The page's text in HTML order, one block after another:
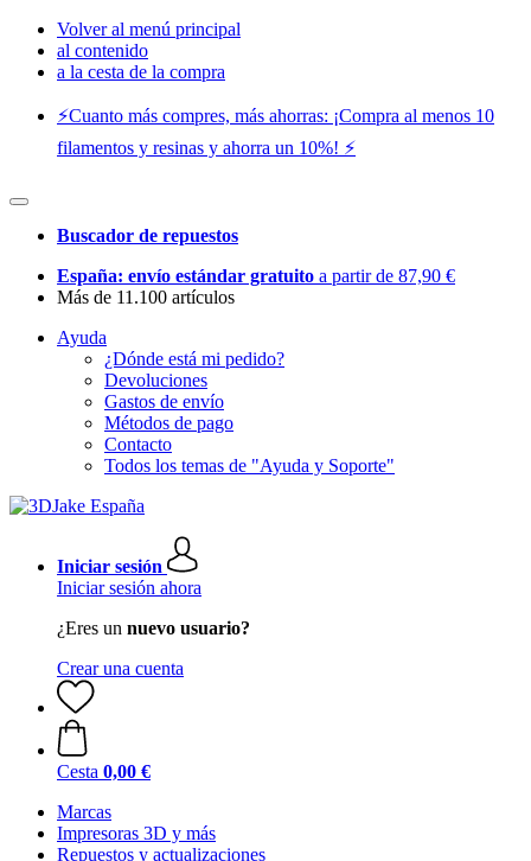
Volver al menú principal
al contenido
a la cesta de la compra
⚡️Cuanto más compres, más ahorras: ¡Compra al menos 10
filamentos y resinas y ahorra un 10%! ⚡️
Buscador de repuestos
España: envío estándar gratuito a partir de 87,90 €
Más de 11.100 artículos
Ayuda
¿Dónde está mi pedido?
Devoluciones
Gastos de envío
Métodos de pago
Contacto
Todos los temas de "Ayuda y Soporte"
Iniciar sesión
Iniciar sesión ahora
¿Eres un nuevo usuario?
Crear una cuenta
Cesta 0,00 €
Marcas
Impresoras 3D y más
Repuestos y actualizaciones